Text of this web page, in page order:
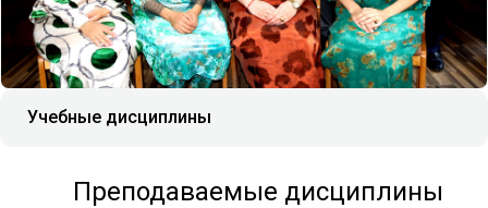
Учебные дисциплины
Преподаваемые дисциплины